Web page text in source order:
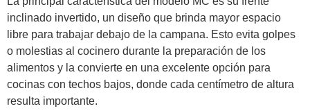
inclinado invertido, un diseño que brinda mayor espacio
libre para trabajar debajo de la campana. Esto evita golpes
o molestias al cocinero durante la preparación de los
alimentos y la convierte en una excelente opción para
cocinas con techos bajos, donde cada centímetro de altura
resulta importante.